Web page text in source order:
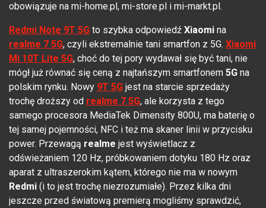
obowiązuje na mi-home.pl, mi-store.pl i mi-markt.pl.
Redmi Note 9T 5G to szybka odpowiedź Xiaomi na
realme 7 5G, czyli ekstremalnie tani smartfon z 5G. Xiaomi
Mi 10T Lite 5G, choć do tej pory wydawał się być tani, nie
mógł już równać się ceną z najtańszym smartfonem 5G na
polskim rynku. Nowy 9T 5G jest na starcie sprzedaży
trochę droższy od realme 7 5G, ale korzysta z tego
samego procesora MediaTek Dimensity 800U, ma baterię o
tej samej pojemności, NFC i też ma skaner linii w przycisku
power. Przewagą realme jest wyświetlacz z
odświeżaniem 120 Hz, próbkowaniem dotyku 180 Hz oraz
aparat z ultraszerokim kątem, którego nie ma w nowym
Redmi (i to jest trochę niezrozumiałe). Przez kilka dni
jeszcze przed światową premierą mogliśmy sprawdzić,